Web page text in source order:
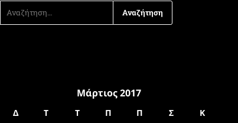
ΓΙΑ:
Μάρτιος 2017
Δ Τ Τ Π Π Σ
Κ